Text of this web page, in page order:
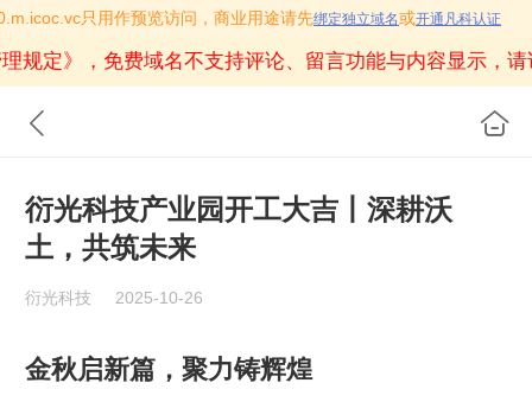
只用作预览访问，商业用途请先绑定独立域名或开通凡科认证
规定》 ，免费域名不支持评论、留言功能与内容显示，
衍光科技产业园开工大吉丨深耕沃
土，共筑未来‌
衍光科技 2025-10-26
金秋启新篇，聚力铸辉煌